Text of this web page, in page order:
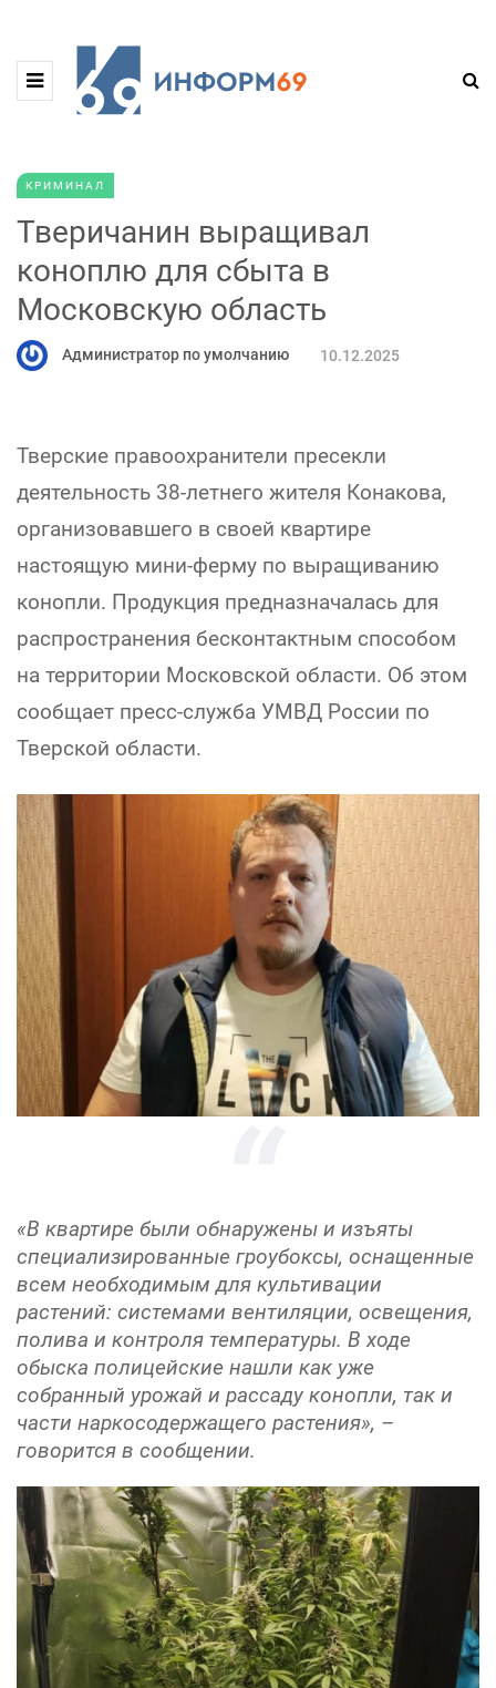
КРИМИНАЛ
Тверичанин выращивал
коноплю для сбыта в
Московскую область
Администратор по умолчанию 10.12.2025
Тверские правоохранители пресекли
деятельность 38-летнего жителя Конакова,
организовавшего в своей квартире
настоящую мини-ферму по выращиванию
конопли. Продукция предназначалась для
распространения бесконтактным способом
на территории Московской области. Об этом
сообщает пресс-служба УМВД России по
Тверской области.
«В квартире были обнаружены и изъяты
специализированные гроубоксы, оснащенные
всем необходимым для культивации
растений: системами вентиляции, освещения,
полива и контроля температуры. В ходе
обыска полицейские нашли как уже
собранный урожай и рассаду конопли, так и
части наркосодержащего растения», –
говорится в сообщении.